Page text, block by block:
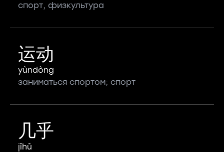
спорт, физкультура
运动
yùndòng
заниматься спортом; спорт
几乎
jīhū